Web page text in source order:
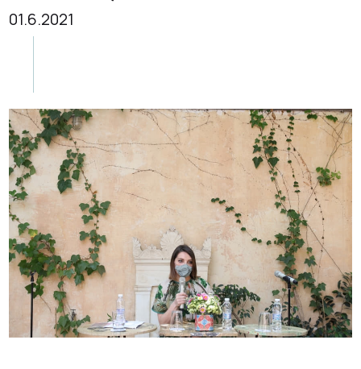
01.6.2021